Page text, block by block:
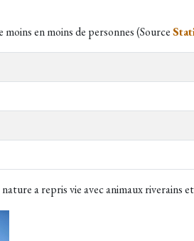
en moins de personnes (Source
a repris vie avec animaux riverains